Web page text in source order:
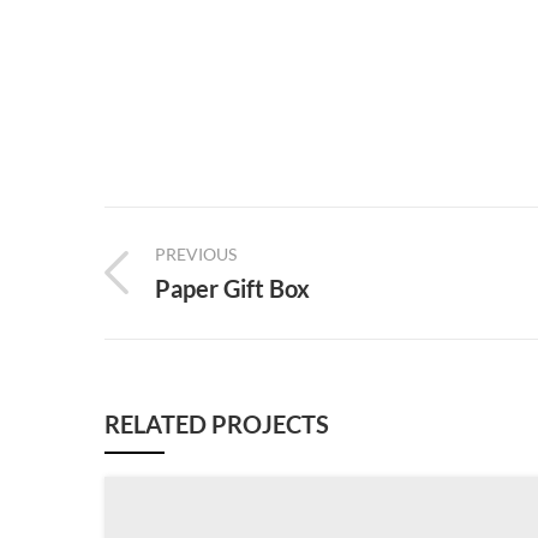
PREVIOUS
Paper Gift Box
RELATED PROJECTS